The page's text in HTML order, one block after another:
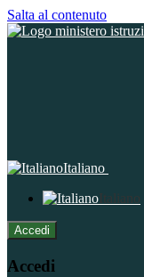
Salta al contenuto
Italiano
Italiano
Accedi
Accedi